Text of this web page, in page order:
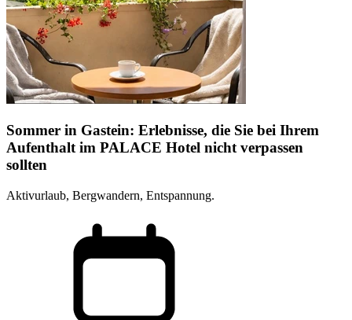
Sommer in Gastein: Erlebnisse, die Sie bei Ihrem
Aufenthalt im PALACE Hotel nicht verpassen
sollten
Aktivurlaub, Bergwandern, Entspannung.